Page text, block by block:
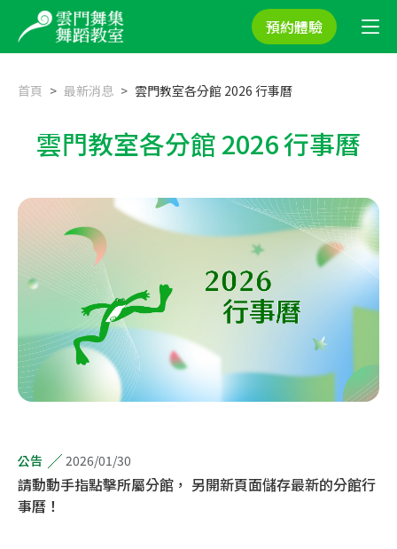
預約體驗
首頁 最新消息 雲門教室各分館 2026 行事曆
雲門教室各分館 2026 行事曆
公告 2026/01/30
請動動手指點擊所屬分館， 另開新頁面儲存最新的分館行
事曆！